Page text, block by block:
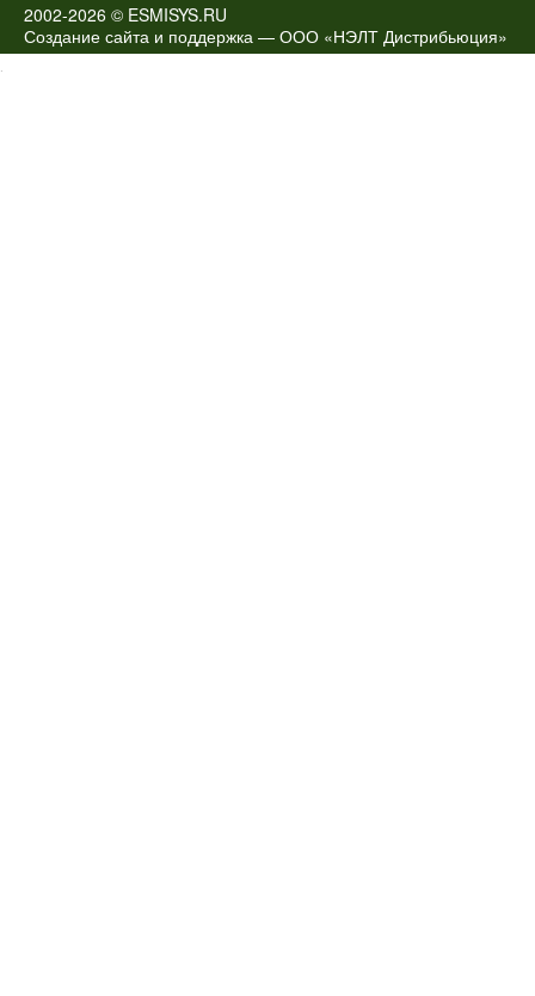
2002-2026 © ESMISYS.RU
Создание сайта и поддержка — ООО «НЭЛТ Дистрибьюция»
.